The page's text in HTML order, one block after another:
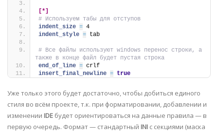
[*]
# Используем табы для отступов
indent_size = 4
indent_style = tab
# Все файлы используют windows перенос строки, а
также в конце файл будет пустая строка
end_of_line = crlf
insert_final_newline = true
Уже только этого будет достаточно, чтобы добиться единого
стиля во всём проекте, т.к. при форматировании, добавлении и
изменении IDE будет ориентироваться на данные правила — в
первую очередь. Формат — стандартный INI с секциями (маска